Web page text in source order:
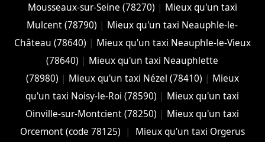
Mousseaux-sur-Seine (78270) | Mieux qu'un taxi
Mulcent (78790) | Mieux qu'un taxi Neauphle-le-
Château (78640) | Mieux qu'un taxi Neauphle-le-Vieux
(78640) | Mieux qu'un taxi Neauphlette
(78980) | Mieux qu'un taxi Nézel (78410) | Mieux
qu'un taxi Noisy-le-Roi (78590) | Mieux qu'un taxi
Oinville-sur-Montcient (78250) | Mieux qu'un taxi
Orcemont (code 78125)
|
Mieux qu'un taxi Orgerus